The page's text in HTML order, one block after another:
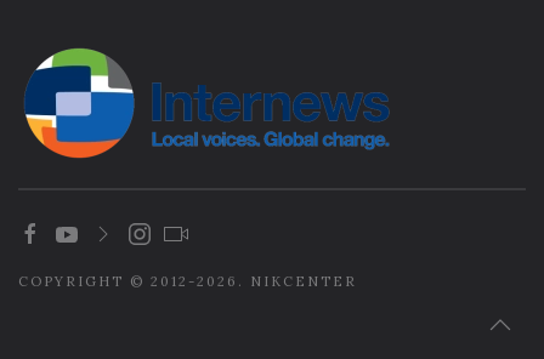
COPYRIGHT © 2012-2026. NIKCENTER